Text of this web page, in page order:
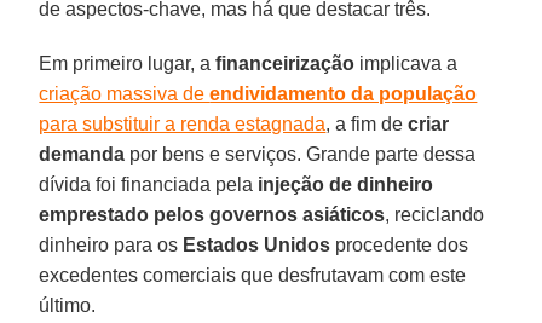
de aspectos-chave, mas há que destacar três.
Em primeiro lugar, afinanceirização implicava a
criação massiva deendividamento da população
para substituir a renda estagnada, a fim decriar
demanda por bens e serviços. Grande parte dessa
dívida foi financiada pela injeção de dinheiro
emprestado pelos governos asiáticos, reciclando
dinheiro para os Estados Unidos procedente dos
excedentes comerciais que desfrutavam com este
último.